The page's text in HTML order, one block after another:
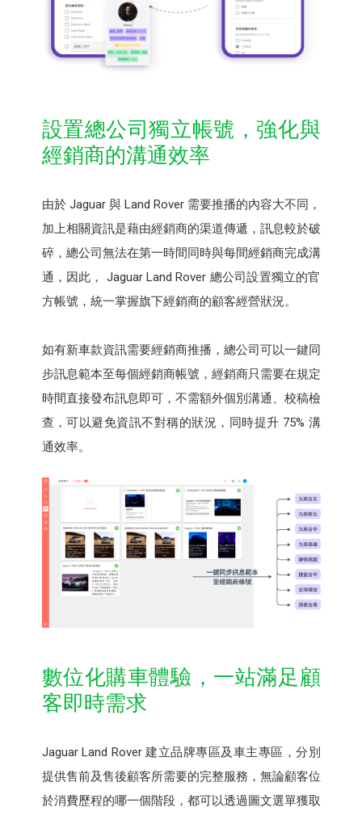
設置總公司獨立帳號，強化與
經銷商的溝通效率
由於 Jaguar 與 Land Rover 需要推播的內容大不同，
加上相關資訊是藉由經銷商的渠道傳遞，訊息較於破
碎，總公司無法在第一時間同時與每間經銷商完成溝
通，因此， Jaguar Land Rover 總公司設置獨立的官
方帳號，統一掌握旗下經銷商的顧客經營狀況。
如有新車款資訊需要經銷商推播，總公司可以一鍵同
步訊息範本至每個經銷商帳號，經銷商只需要在規定
時間直接發布訊息即可，不需額外個別溝通、校稿檢
查，可以避免資訊不對稱的狀況，同時提升 75% 溝
通效率。
數位化購車體驗，一站滿足顧
客即時需求
Jaguar Land Rover 建立品牌專區及車主專區，分別
提供售前及售後顧客所需要的完整服務，無論顧客位
於消費歷程的哪一個階段，都可以透過圖文選單獲取